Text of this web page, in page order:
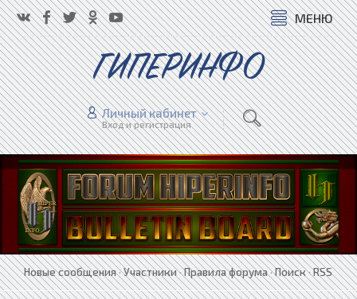
МЕНЮ
ГИПЕРИНФО
Личный кабинет
Вход и регистрация
Новые сообщения·Участники·Правила форума·Поиск·RSS